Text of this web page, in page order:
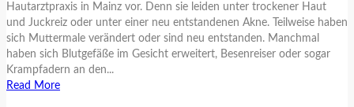
Hautarztpraxis in Mainz vor. Denn sie leiden unter trockener Haut
und Juckreiz oder unter einer neu entstandenen Akne. Teilweise haben
sich Muttermale verändert oder sind neu entstanden. Manchmal
haben sich Blutgefäße im Gesicht erweitert, Besenreiser oder sogar
Krampfadern an den...
Read More